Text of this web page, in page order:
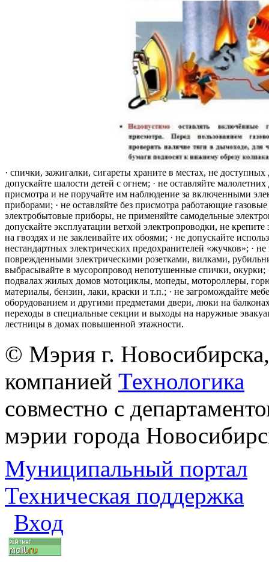
· спички, зажигалки, сигареты храните в местах, не доступных
допускайте шалости детей с огнем; · не оставляйте малолетних
присмотра и не поручайте им наблюдение за включенными
приборами; · не оставляйте без присмотра работающие
электробытовые приборы, не применяйте самодельные
допускайте эксплуатации ветхой электропроводки, не крепите
на гвоздях и не заклеивайте их обоями; · не допускайте
нестандартных электрических предохранителей «жучков»; · не
поврежденными электрическими розетками, вилками,
выбрасывайте в мусоропровод непотушенные спички, окурки;
подвалах жилых домов мотоциклы, мопеды, мотороллеры,
материалы, бензин, лаки, краски и т.п.; · не загромождайте
оборудованием и другими предметами двери, люки на
переходы в специальные секции и выходы на наружные
лестницы в домах повышенной этажности.
© Мэрия г.
компанией Технологика
совместно с
мэрии города
Муниципальный портал
Техническая поддержка
Вход